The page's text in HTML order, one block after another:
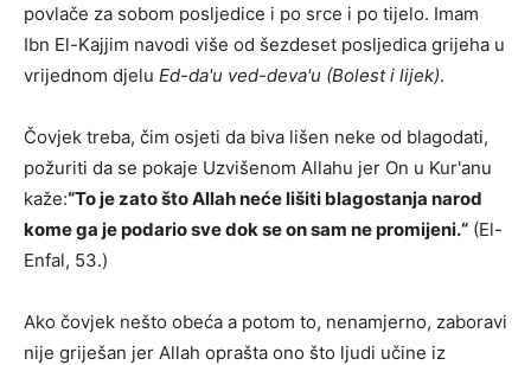
povlače za sobom posljedice i po srce i po tijelo. Imam
Ibn El-Kajjim navodi više od šezdeset posljedica grijeha u
vrijednom djelu Ed-da'u ved-deva'u (Bolest i lijek).
Čovjek treba, čim osjeti da biva lišen neke od blagodati,
požuriti da se pokaje Uzvišenom Allahu jer On u Kur'anu
kaže:“To je zato što Allah neće lišiti blagostanja narod
kome ga je podario sve dok se on sam ne promijeni.“ (El-
Enfal, 53.)
Ako čovjek nešto obeća a potom to, nenamjerno, zaboravi
nije griješan jer Allah oprašta ono što ljudi učine iz